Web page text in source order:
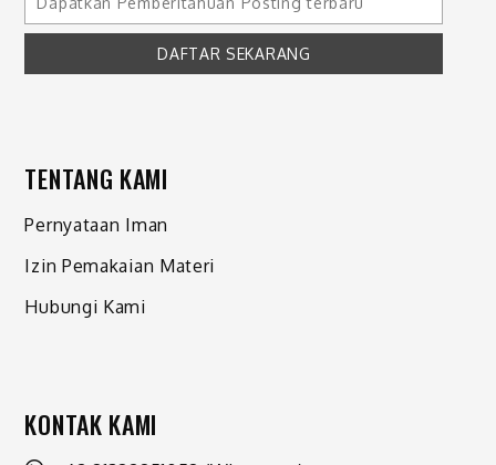
TENTANG KAMI
Pernyataan Iman
Izin Pemakaian Materi
Hubungi Kami
KONTAK KAMI